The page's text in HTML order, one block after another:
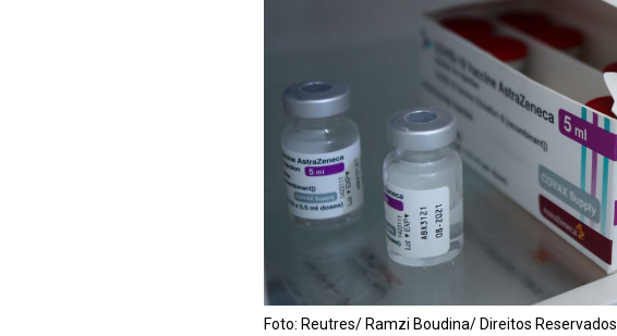
Foto: Reutres/ Ramzi Boudina/ Direitos Reservados